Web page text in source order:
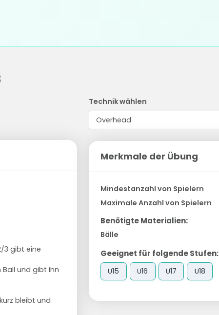
3 gibt eine
und gibt ihn
bleibt und
Technik wählen
Merkmale der Übung
Mindestanzahl von Spielern
Maximale Anzahl von Spielern
Benötigte Materialien:
Bälle
Geeignet für folgende Stufen:
U15 U16 U17 U18